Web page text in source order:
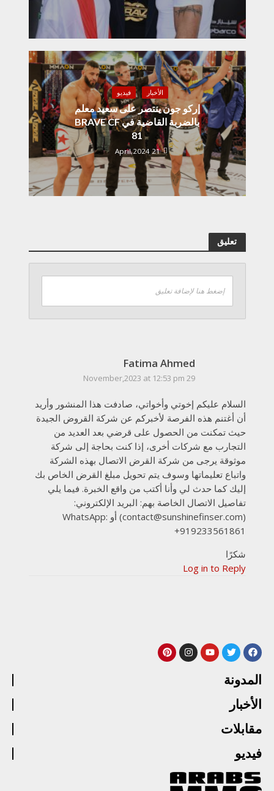
الأخبار فيديو
إركو جون ينتصر على سعيد معلم
بالضربة القاضية في BRAVE CF
81
21 April,2024
تعليق
إضغط هنا لإضافة تعليق
Fatima Ahmed
29 November,2023 at 12:53 pm
السلام عليكم إخوتي وأخواتي، صادفت هذا المنشور وأريد
أن أغتنم هذه الفرصة لأخبركم عن شركة القروض الجيدة
حيث تمكنت من الحصول على قرضي بعد العديد من
التجارب مع شركات أخرى، إذا كنت بحاجة إلى شركة
موثوقة يرجى من شركة القرض الاتصال بهذه الشركة
واتباع تعليماتها وسوف يتم تحويل مبلغ القرض الخاص بك
إليك كما حدث لي وأنا أكتب من واقع الخبرة. فيما يلي
تفاصيل الاتصال الخاصة بهم: البريد الإلكتروني:
(contact@sunshinefinser.com) أو WhatsApp:
+919233561861
شكرًا
Log in to Reply
المدونة
الأخبار
مقابلات
فيديو